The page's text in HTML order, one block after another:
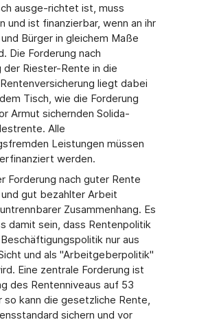
ausge-richtet ist, muss
und ist finanzierbar, wenn an ihr
Bürger in gleichem Maße
Die Forderung nach
der Riester-Rente in die
liegt dabei
Tisch, wie die Forderung
Armut sichernden Solida-
Alle
Leistungen müssen
werden.
Forderung nach guter Rente
gut bezahlter Arbeit
Zusammenhang. Es
damit sein, dass Rentenpolitik
nur aus
und als "Arbeitgeberpolitik"
Eine zentrale Forderung ist
des Rentenniveaus auf 53
so kann die gesetzliche Rente,
sichern und vor